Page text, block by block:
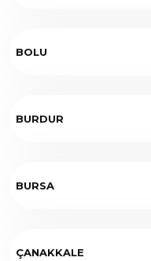
BOLU
BURDUR
BURSA
ÇANAKKALE